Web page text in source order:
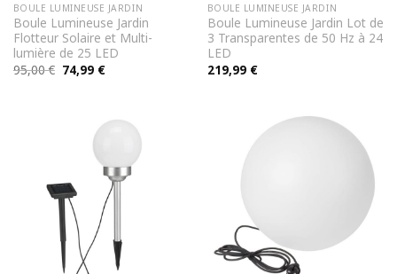
BOULE LUMINEUSE JARDIN
Boule Lumineuse Jardin
Flotteur Solaire et Multi-
lumière de 25 LED
95,00€ Le
prix
74,99 €Le
prix
BOULE LUMINEUSE JARDIN
Boule Lumineuse Jardin Lot de
3 Transparentes de 50 Hz à 24
LED
219,99 €